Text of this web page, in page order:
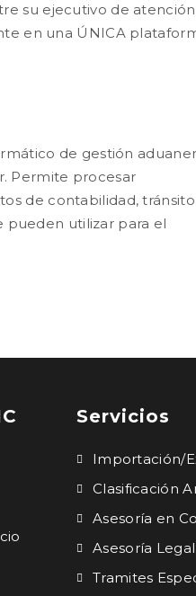
su ejecutivo de atención
en una ÚNICA
de gestión
Permite procesar
de contabilidad, tránsito
pueden utilizar para el
Servicios
Importación/
Clasificación
Asesoría en
Asesoría
Tramites